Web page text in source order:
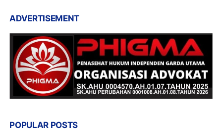
ADVERTISEMENT
POPULAR POSTS